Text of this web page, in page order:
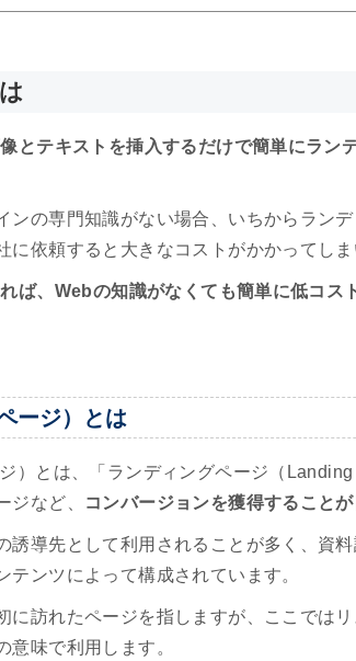
とテキストを挿入するだけで簡単にラン
ンの専門知識がない場合、いちからラン
に依頼すると大きなコストがかかってしま
ば、Webの知識がなくても簡単に低コス
ージ）とは
）とは、「ランディングページ（
ジなど、
コンバージョンを獲得すること
誘導先として利用されることが多く、資
テンツによって構成されています。
に訪れたページを指しますが、ここでは
意味で利用します。